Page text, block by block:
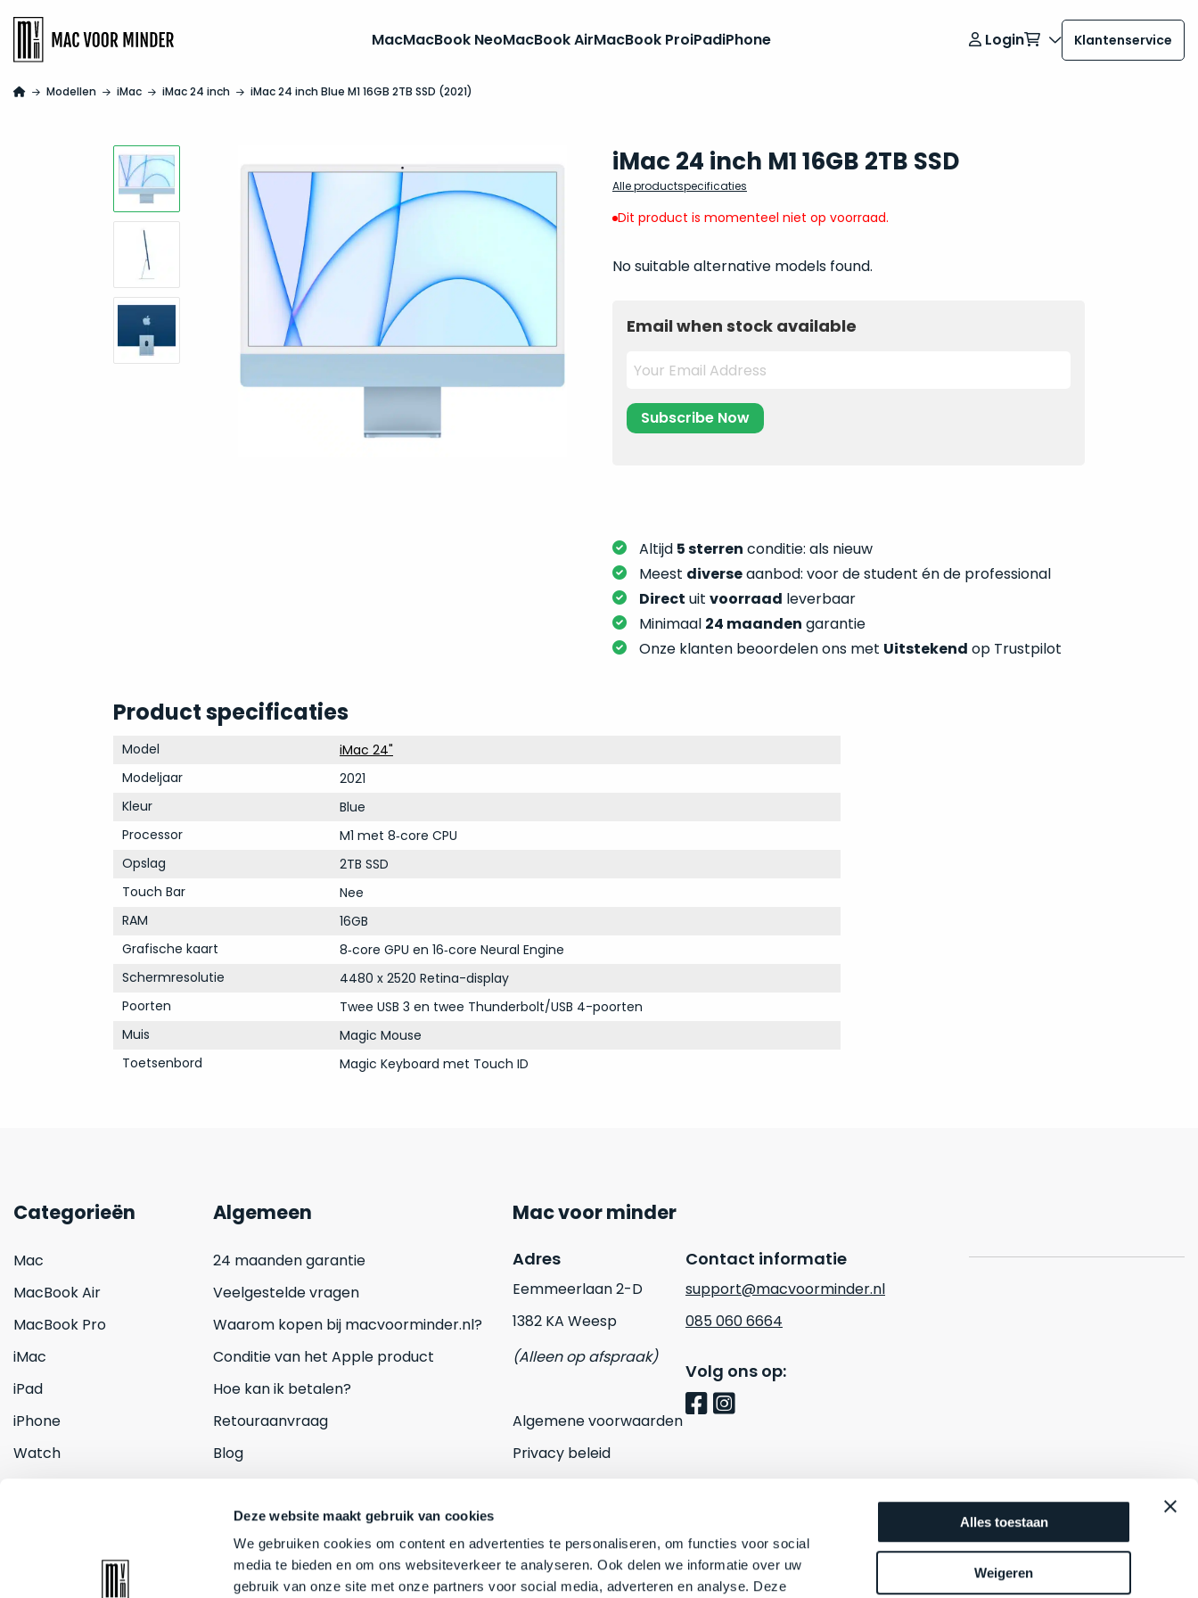
Deze website maakt gebruik van cookies
We gebruiken cookies om content en advertenties te personaliseren, om functies voor social
media te bieden en om ons websiteverkeer te analyseren. Ook delen we informatie over uw
gebruik van onze site met onze partners voor social media, adverteren en analyse. Deze
Alles toestaan
Weigeren
MacMacBook NeoMacBook AirMacBook ProiPadiPhone Login Klantenservice
Modellen iMac iMac 24 inch iMac 24 inch Blue M1 16GB 2TB SSD (2021)
iMac 24 inch M1 16GB 2TB SSD
Alle productspecificaties
Dit product is momenteel niet op voorraad.
No suitable alternative models found.
Email when stock available
Altijd 5 sterren conditie: als nieuw
Meest diverseaanbod: voor de student én de professional
Direct uit voorraad leverbaar
Minimaal 24 maanden garantie
Onze klanten beoordelen ons met Uitstekend op Trustpilot
Product specificaties
Model
iMac 24"
Modeljaar
2021
Kleur
Blue
Processor
M1 met 8‑core CPU
Opslag
2TB SSD
Touch Bar
Nee
RAM
16GB
Grafische kaart
8‑core GPU en 16‑core Neural Engine
Schermresolutie
4480 x 2520 Retina-display
Poorten
Twee USB 3 en twee Thunderbolt/USB 4-poorten
Muis
Magic Mouse
Toetsenbord
Magic Keyboard met Touch ID
Categorieën
Mac
MacBook Air
MacBook Pro
iMac
iPad
iPhone
Watch
Algemeen
24 maanden garantie
Veelgestelde vragen
Waarom kopen bij macvoorminder.nl?
Conditie van het Apple product
Hoe kan ik betalen?
Retouraanvraag
Blog
Mac voor minder
Adres
Eemmeerlaan 2-D
1382 KA Weesp
(Alleen op afspraak)
Algemene voorwaarden
Privacy beleid
Contact informatie
support@macvoorminder.nl
085 060 6664
Volg ons op: